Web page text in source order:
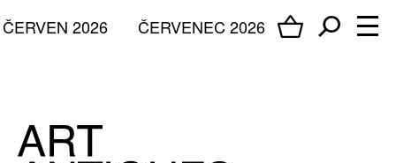
ČERVENEC 2026
ČERVEN 2026